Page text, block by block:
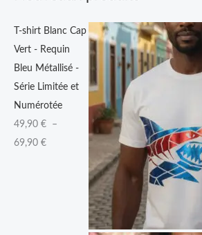
T-shirt Blanc Cap
Vert - Requin
Bleu Métallisé -
Série Limitée et
Numérotée
49,90 €
–
69,90 €
0
€
à
6
9
,